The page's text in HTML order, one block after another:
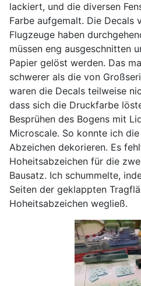
lackiert, und die diversen
Farbe aufgemalt. Die
Flugzeuge haben
müssen eng ausgeschnitten
Papier gelöst werden. Das
schwerer als die von
waren die Decals teilweise
dass sich die Druckfarbe
Besprühen des Bogens mit
Microscale. So konnte ich
Abzeichen dekorieren. Es
Hoheitsabzeichen für die
Bausatz. Ich schummelte,
Seiten der geklappten
Hoheitsabzeichen wegließ.